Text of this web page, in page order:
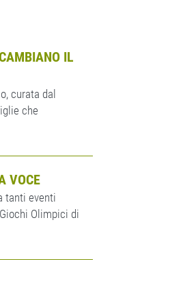
IL
curata dal
che
VOCE
tanti eventi
Olimpici di